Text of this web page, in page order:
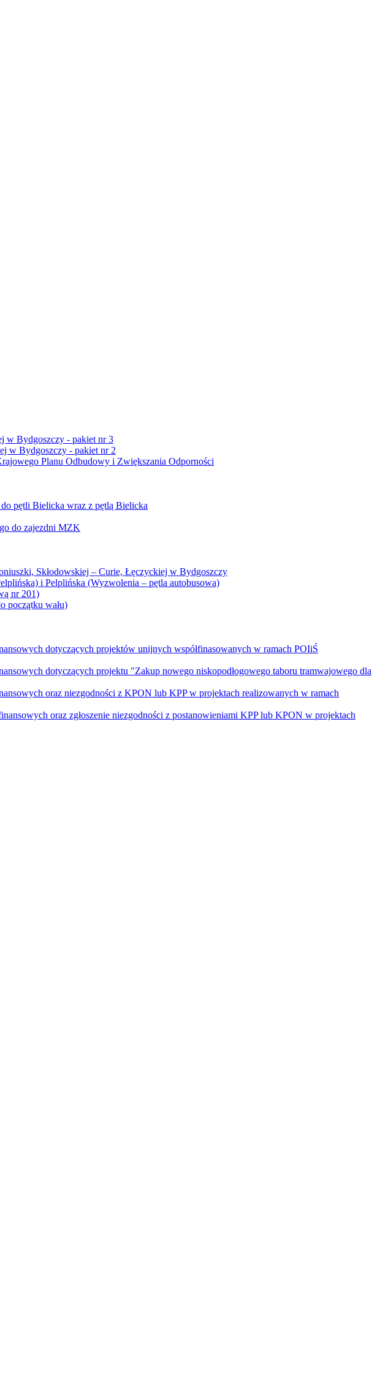
w Bydgoszczy - pakiet nr 3
w Bydgoszczy - pakiet nr 2
Planu Odbudowy i Zwiększania Odporności
pętli Bielicka wraz z pętlą Bielicka
do zajezdni MZK
Skłodowskiej – Curie, Łęczyckiej w Bydgoszczy
i Pelplińska (Wyzwolenia – pętla autobusowa)
nr 201)
początku wału)
dotyczących projektów unijnych współfinasowanych w ramach POIiŚ
dotyczących projektu "Zakup nowego niskopodłogowego taboru tramwajowego dla
oraz niezgodności z KPON lub KPP w projektach realizowanych w ramach
oraz zgłoszenie niezgodności z postanowieniami KPP lub KPON w projektach